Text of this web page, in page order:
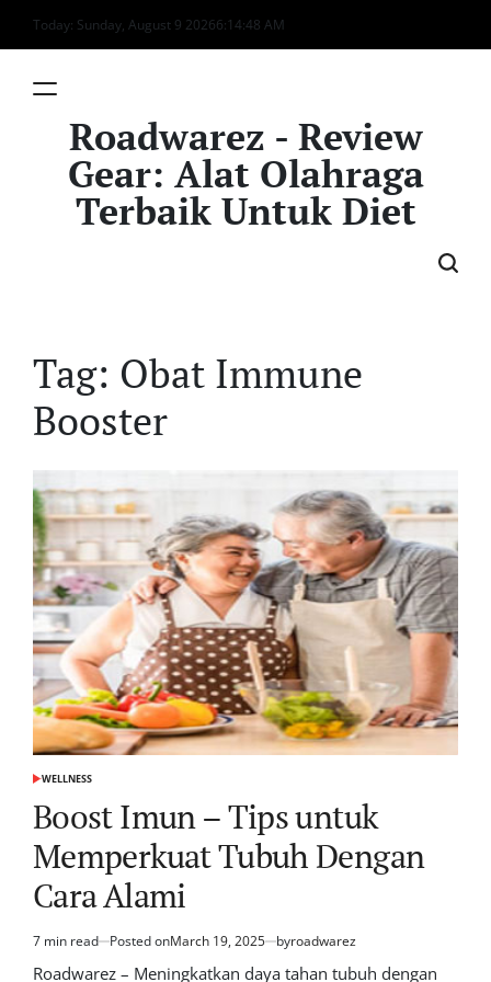
Skip
to
Today: Sunday, August 9 20266:14:48 AM
Roadwarez - Review
Gear: Alat Olahraga
Terbaik Untuk Diet
Tag: Obat Immune
Booster
POSTED
WELLNESS
Boost Imun – Tips untuk
Memperkuat Tubuh Dengan
Cara Alami
Estimated
read
7 min read Posted onMarch 19, 2025 byroadwarez
Roadwarez – Meningkatkan daya tahan tubuh dengan